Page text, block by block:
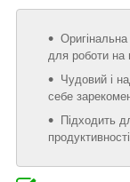
для роботи на
Чудовий і
себе
Підходить